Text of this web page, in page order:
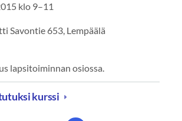
klo 9–11
Savontie 653, Lempäälä
lapsitoiminnan osiossa.
kurssi